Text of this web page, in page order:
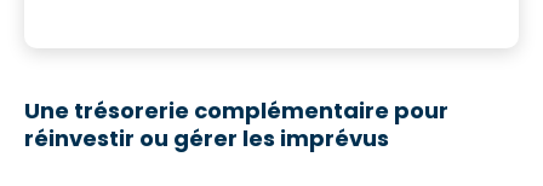
Une trésorerie complémentaire pour
réinvestir ou gérer les imprévus